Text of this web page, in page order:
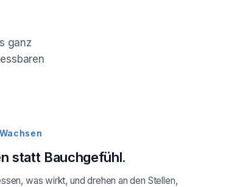
ganz
statt Bauchgefühl.
was wirkt, und drehen an den Stellen,